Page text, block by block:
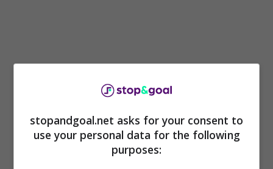
È abbastanza insistente la voce che dovrebbe
indurre l’Inter a vendere Nicolò Barella
stopandgoal.net asks for your consent to
use your personal data for the following
purposes: